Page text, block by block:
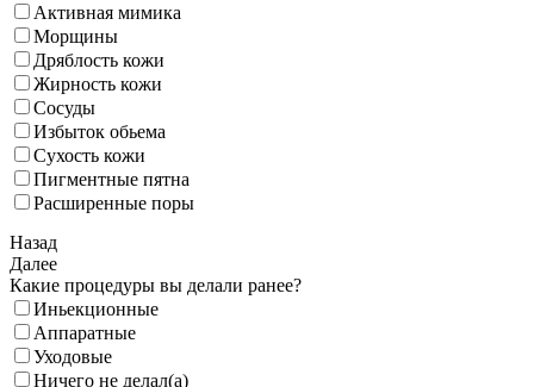
Активная мимика
Морщины
Дряблость кожи
Жирность кожи
Сосуды
Избыток обьема
Сухость кожи
Пигментные пятна
Расширенные поры
Назад
Далее
Какие процедуры вы делали ранее?
Иньекционные
Аппаратные
Уходовые
Ничего не делал(а)